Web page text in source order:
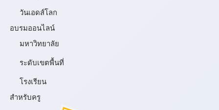
วันเอดส์โลก
อบรมออนไลน์
มหาวิทยาลัย
ระดับเขตพื้นที่
โรงเรียน
สำหรับครู